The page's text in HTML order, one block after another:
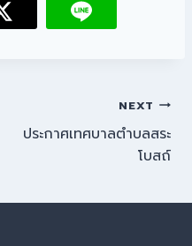
NEXT
ประกาศเทศบาลตำบลสระ
โบสถ์